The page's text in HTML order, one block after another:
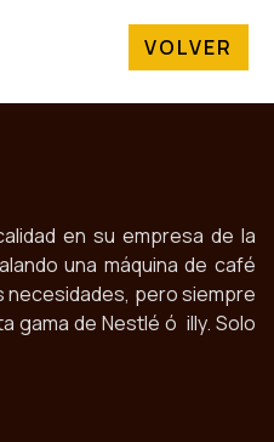
VOLVER
en su empresa de la
una máquina de café
necesidades, pero siempre
gama de Nestlé ó illy. Solo